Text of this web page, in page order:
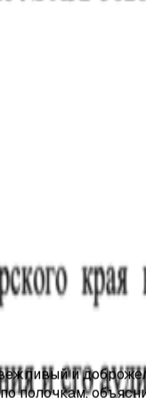
ФЗ-152 — избавим
и
полочкам,